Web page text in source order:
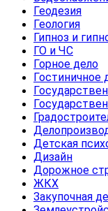
Геодезия
Геология
Гипноз и
ГО и ЧС
Горное дело
Гостиничное
Детская
Дизайн
Дорожное
ЖКХ
Закупочная